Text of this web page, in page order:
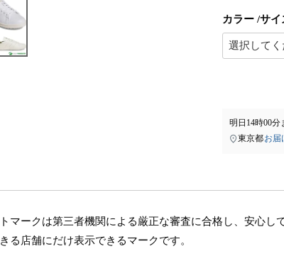
カラー サイ
明日 14時00分
東京都お届
マークは第三者機関による厳正な審査に合格し、安心し
る店舗にだけ表示できるマークです。